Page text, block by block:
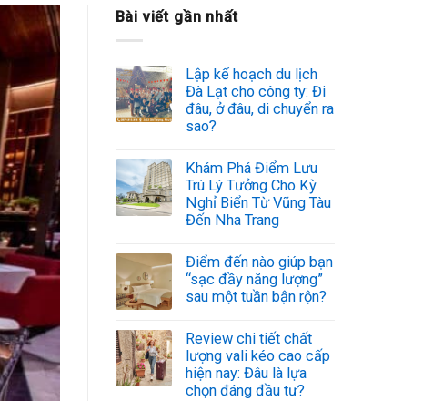
Bài viết gần nhất
Lập kế hoạch du lịch
Đà Lạt cho công ty: Đi
đâu, ở đâu, di chuyển ra
sao?
Khám Phá Điểm Lưu
Trú Lý Tưởng Cho Kỳ
Nghỉ Biển Từ Vũng Tàu
Đến Nha Trang
Điểm đến nào giúp bạn
“sạc đầy năng lượng”
sau một tuần bận rộn?
Review chi tiết chất
lượng vali kéo cao cấp
hiện nay: Đâu là lựa
chọn đáng đầu tư?